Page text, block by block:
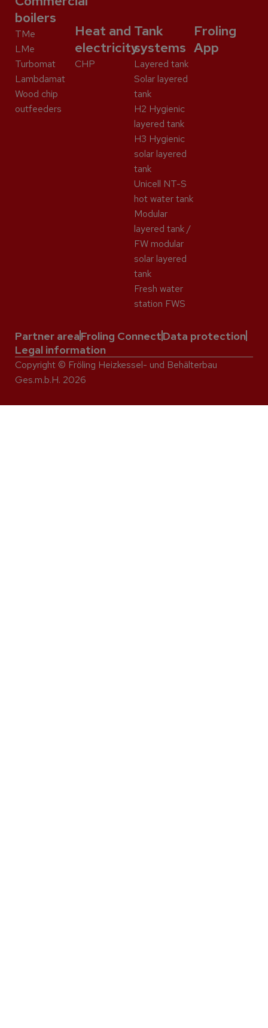
boilers
TMe
LMe
Turbomat
Lambdamat
Wood chip
outfeeders
Heat and
electricity
CHP
Tank
systems
Layered tank
Solar layered
tank
H2 Hygienic
layered tank
H3 Hygienic
solar layered
tank
Unicell NT-S
hot water tank
Modular
layered tank /
FW modular
solar layered
tank
Fresh water
station FWS
Froling
App
Partner areaFroling ConnectData protection
Legal information
Copyright © Fröling Heizkessel- und Behälterbau
Ges.m.b.H. 2026